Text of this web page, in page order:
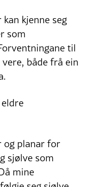
kjenne seg
som
til
både frå ein
og planar for
sjølve som
mine